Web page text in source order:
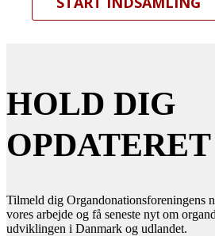
HOLD DIG
OPDATERET
Tilmeld dig Organdonationsforeningens
vores arbejde og få seneste nyt om
udviklingen i Danmark og udlandet.